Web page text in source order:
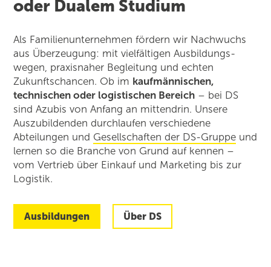
oder Dualem Studium
Als Familienunternehmen fördern wir Nachwuchs
aus Überzeugung: mit vielfältigen Ausbildungs­
wegen, praxisnaher Begleitung und echten
Zukunftschancen. Ob im kaufmännischen,
technischen oder logistischen Bereich – bei DS
sind Azubis von Anfang an mittendrin. Unsere
Auszubildenden durchlaufen verschiedene
Abteilungen und Gesellschaften der DS-Gruppe und
lernen so die Branche von Grund auf kennen –
vom Vertrieb über Einkauf und Marketing bis zur
Logistik.
Ausbildungen Über DS